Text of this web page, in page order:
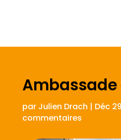
Ambassade
par Julien Drach | Déc
commentaires